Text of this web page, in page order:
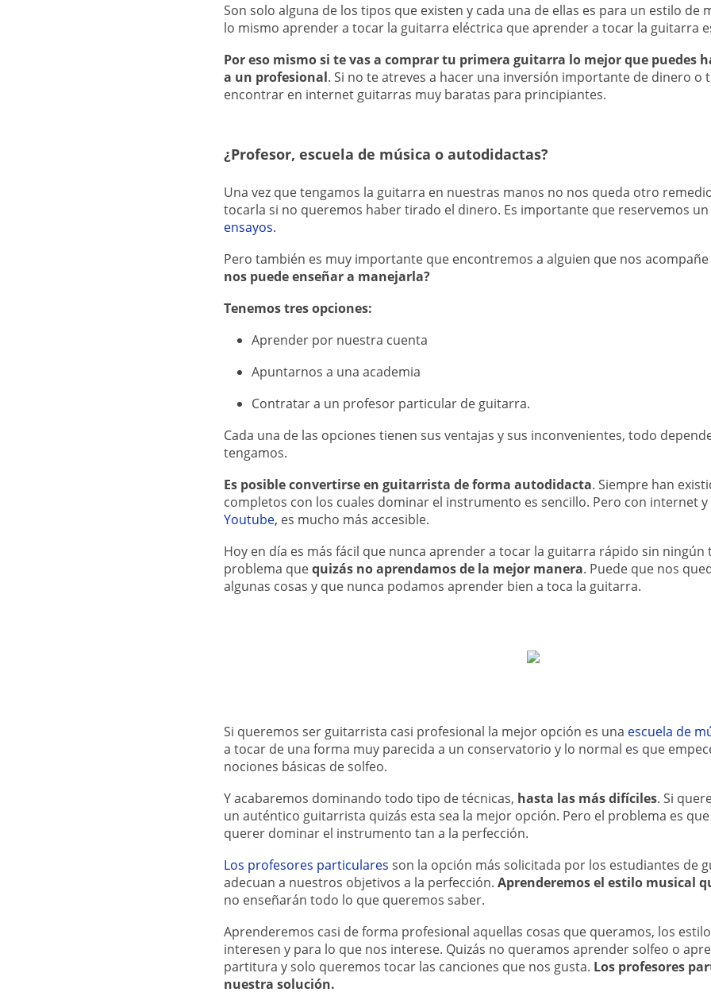
Son solo alguna de los tipos que existen y cada una de ellas es para un estilo de
lo mismo aprender a tocar la guitarra eléctrica que aprender a tocar la guitarra
Por eso mismo si te vas a comprar tu primera guitarra lo mejor que puedes
a un profesional. Si no te atreves a hacer una inversión importante de dinero o
encontrar en internet guitarras muy baratas para principiantes.
¿Profesor, escuela de música o autodidactas?
Una vez que tengamos la guitarra en nuestras manos no nos queda otro
tocarla si no queremos haber tirado el dinero. Es importante que reservemos un
ensayos.
Pero también es muy importante que encontremos a alguien que nos
nos puede enseñar a manejarla?
Tenemos tres opciones:
Aprender por nuestra cuenta
Apuntarnos a una academia
Contratar a un profesor particular de guitarra.
Cada una de las opciones tienen sus ventajas y sus inconvenientes, todo
tengamos.
Es posible convertirse en guitarrista de forma autodidacta. Siempre han
completos con los cuales dominar el instrumento es sencillo. Pero con internet y
Youtube, es mucho más accesible.
Hoy en día es más fácil que nunca aprender a tocar la guitarra rápido sin ningún
problema quequizás no aprendamos de la mejor manera. Puede que nos
algunas cosas y que nunca podamos aprender bien a toca la guitarra.
Si queremos ser guitarrista casi profesional la mejor opción es una escuela de
a tocar de una forma muy parecida a un conservatorio y lo normal es que
nociones básicas de solfeo.
Y acabaremos dominando todo tipo de técnicas, hasta las más difíciles. Si
un auténtico guitarrista quizás esta sea la mejor opción. Pero el problema es
querer dominar el instrumento tan a la perfección.
Los profesores particulares son la opción más solicitada por los estudiantes de
adecuan a nuestros objetivos a la perfección. Aprenderemos el estilo musical
no enseñarán todo lo que queremos saber.
Aprenderemos casi de forma profesional aquellas cosas que queramos, los
interesen y para lo que nos interese. Quizás no queramos aprender solfeo o
partitura y solo queremos tocar las canciones que nos gusta. Los profesores
nuestra solución.